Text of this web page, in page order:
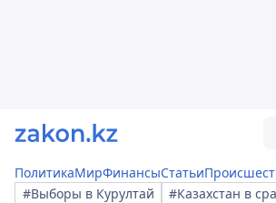
ПолитикаМирФинансыСтатьи
#Выборы в Курултай
#Казахстан в